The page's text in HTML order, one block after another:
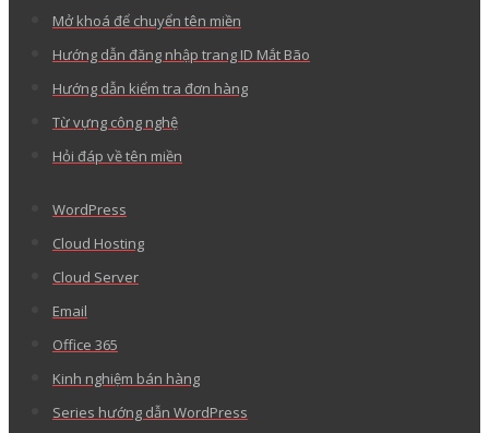
Mở khoá để chuyển tên miền
Hướng dẫn đăng nhập trang ID Mắt Bão
Hướng dẫn kiểm tra đơn hàng
Từ vựng công nghệ
Hỏi đáp về tên miền
WordPress
Cloud Hosting
Cloud Server
Email
Office 365
Kinh nghiệm bán hàng
Series hướng dẫn WordPress